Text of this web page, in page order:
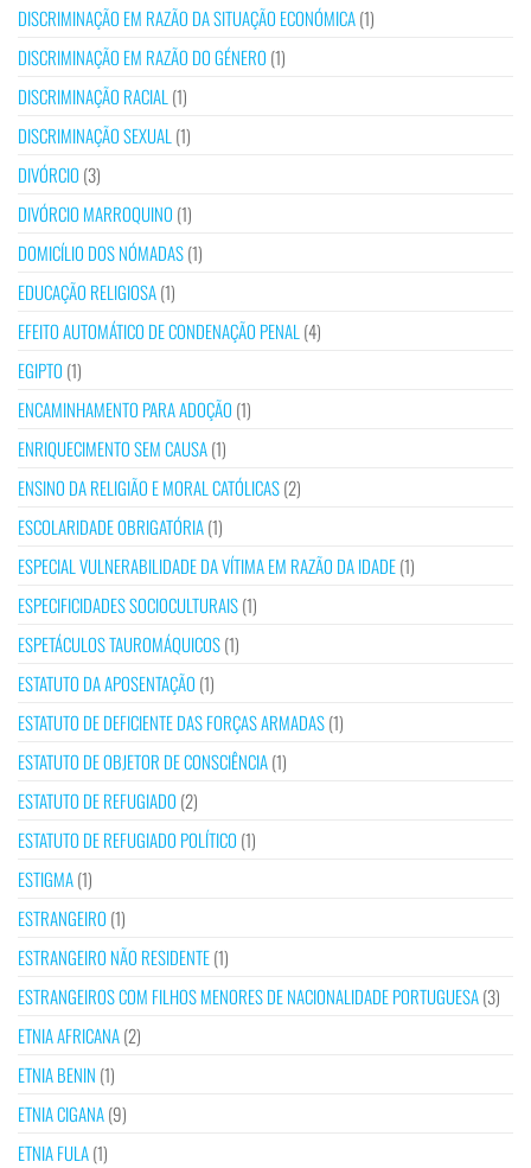
DISCRIMINAÇÃO EM RAZÃO DA SITUAÇÃO ECONÓMICA(1)
DISCRIMINAÇÃO EM RAZÃO DO GÉNERO (1)
DISCRIMINAÇÃO RACIAL (1)
DISCRIMINAÇÃO SEXUAL (1)
DIVÓRCIO (3)
DIVÓRCIO MARROQUINO (1)
DOMICÍLIO DOS NÓMADAS(1)
EDUCAÇÃO RELIGIOSA(1)
EFEITO AUTOMÁTICO DE CONDENAÇÃO PENAL (4)
EGIPTO (1)
ENCAMINHAMENTO PARA ADOÇÃO (1)
ENRIQUECIMENTO SEM CAUSA(1)
ENSINO DA RELIGIÃO E MORAL CATÓLICAS(2)
ESCOLARIDADE OBRIGATÓRIA(1)
ESPECIAL VULNERABILIDADE DA VÍTIMA EM RAZÃO DA IDADE(1)
ESPECIFICIDADES SOCIOCULTURAIS(1)
ESPETÁCULOS TAUROMÁQUICOS(1)
ESTATUTO DA APOSENTAÇÃO (1)
ESTATUTO DE DEFICIENTE DAS FORÇAS ARMADAS(1)
ESTATUTO DE OBJETOR DE CONSCIÊNCIA(1)
ESTATUTO DE REFUGIADO (2)
ESTATUTO DE REFUGIADO POLÍTICO (1)
ESTIGMA(1)
ESTRANGEIRO (1)
ESTRANGEIRO NÃO RESIDENTE(1)
ESTRANGEIROS COM FILHOS MENORES DE NACIONALIDADE PORTUGUESA(3)
ETNIA AFRICANA(2)
ETNIA BENIN (1)
ETNIA CIGANA(9)
ETNIA FULA(1)